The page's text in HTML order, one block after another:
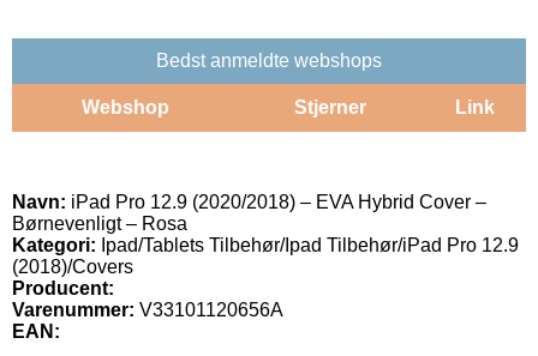
Bedst anmeldte webshops
Webshop Stjerner Link
Navn: iPad Pro 12.9 (2020/2018) – EVA Hybrid Cover –
Børnevenligt – Rosa
Kategori: Ipad/Tablets Tilbehør/Ipad Tilbehør/iPad Pro 12.9
(2018)/Covers
Producent:
Varenummer: V33101120656A
EAN: